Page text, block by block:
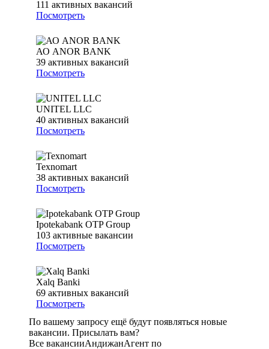
111 активных вакансий
Посмотреть
АО ANOR BANK
39 активных вакансий
Посмотреть
UNITEL LLC
40 активных вакансий
Посмотреть
Texnomart
38 активных вакансий
Посмотреть
Ipotekabank OTP Group
103 активные вакансии
Посмотреть
Xalq Banki
69 активных вакансий
Посмотреть
По вашему запросу ещё будут появляться новые
вакансии. Присылать вам?
Все вакансииАндижанАгент по